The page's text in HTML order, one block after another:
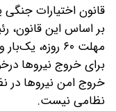
قانون اختیارات
بر اساس این قانون،
برای خروج نیرو‌ها
خروج امن نیرو‌ها در
نظامی نیست.